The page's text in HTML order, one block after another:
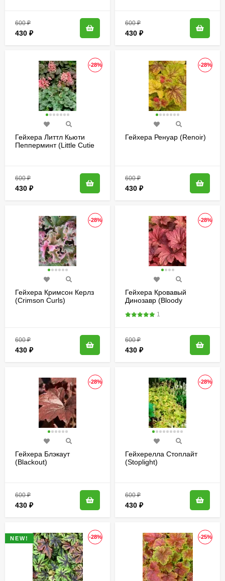
600₽
430 ₽
600₽
430 ₽
-28%
Гейхера Литтл Кьюти
Пепперминт (Little Cutie
600₽
430 ₽
-28%
Гейхера Ренуар (Renoir)
600₽
430 ₽
-28%
Гейхера Кримсон Керлз
(Crimson Curls)
600₽
430 ₽
-28%
Гейхера Кровавый
Динозавр (Bloody
1
600₽
430 ₽
-28%
Гейхера Блэкаут
(Blackout)
600₽
430 ₽
-28%
Гейхерелла Стоплайт
(Stoplight)
600₽
430 ₽
-28%
NEW! -25%